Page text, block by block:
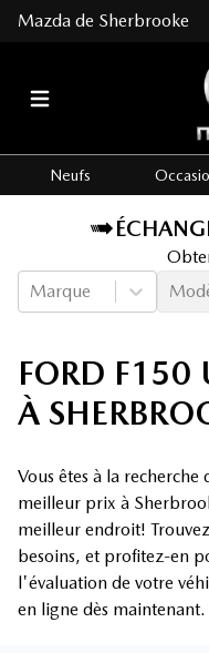
Mazda de Sherbrooke
Neufs
Marque
FORD F150
À
Vous êtes à la recherche
meilleur prix à
meilleur endroit!
besoins, et profitez-en
l'évaluation de votre
en ligne dès maintenant.